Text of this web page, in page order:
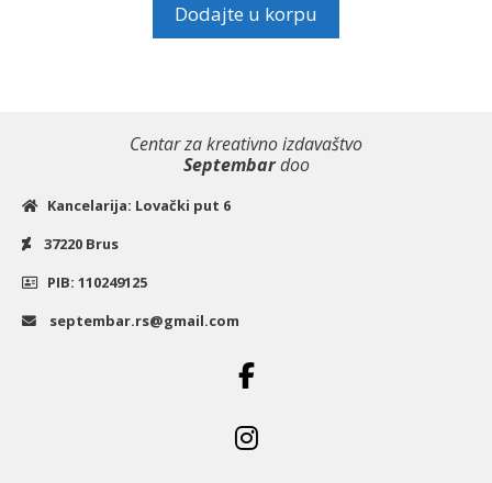
Dodajte u korpu
Centar za kreativno izdavaštvo
Septembardoo
Kancelarija: Lovački put 6
37220 Brus
PIB: 110249125
septembar.rs@gmail.com